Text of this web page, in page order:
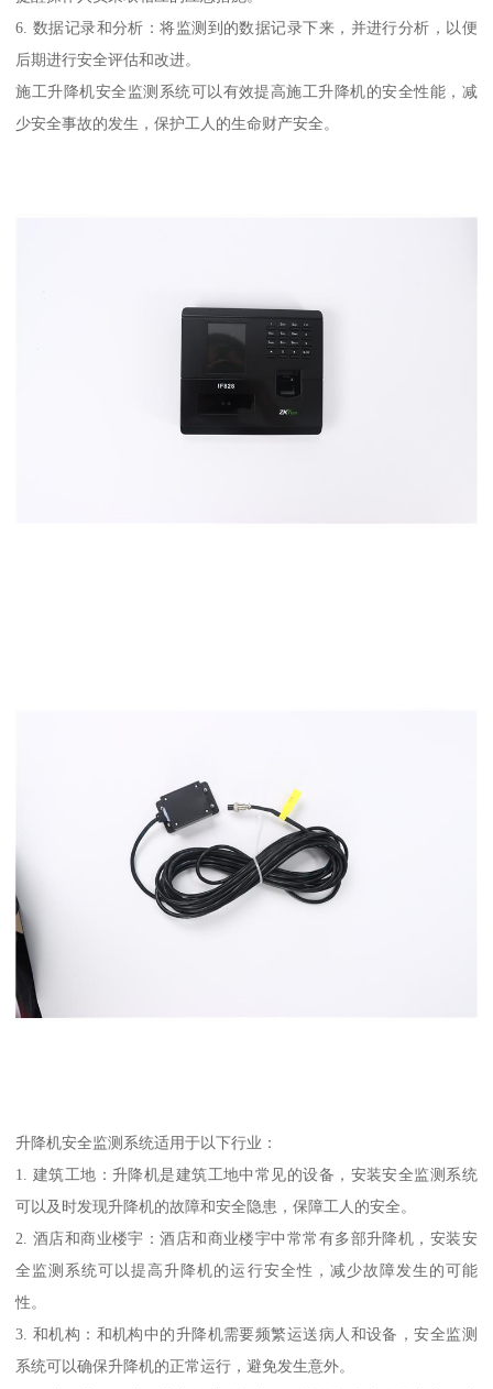
6. 数据记录和分析：将监测到的数据记录下来，并进行分析，以便
后期进行安全评估和改进。
施工升降机安全监测系统可以有效提高施工升降机的安全性能，减
少安全事故的发生，保护工人的生命财产安全。
升降机安全监测系统适用于以下行业：
1. 建筑工地：升降机是建筑工地中常见的设备，安装安全监测系统
可以及时发现升降机的故障和安全隐患，保障工人的安全。
2. 酒店和商业楼宇：酒店和商业楼宇中常常有多部升降机，安装安
全监测系统可以提高升降机的运行安全性，减少故障发生的可能
性。
3. 和机构：和机构中的升降机需要频繁运送病人和设备，安全监测
系统可以确保升降机的正常运行，避免发生意外。